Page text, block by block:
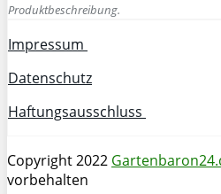
Produktbeschreibung.
Impressum
Datenschutz
Haftungsausschluss
Copyright 2022
vorbehalten